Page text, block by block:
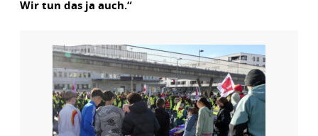
Wir tun das ja auch.“